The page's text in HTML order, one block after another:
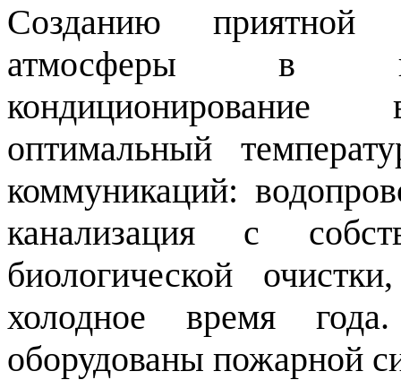
Созданию приятной
атмосферы в
кондиционирование
оптимальный
коммуникаций:
канализация с
биологической
холодное время
оборудованы пожарной